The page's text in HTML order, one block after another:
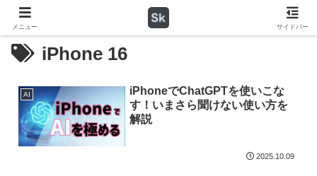
iPhone 16
AI
iPhoneでChatGPTを使いこな
す！いまさら聞けない使い方を
解説
2025.10.09
メニュー サイドバー